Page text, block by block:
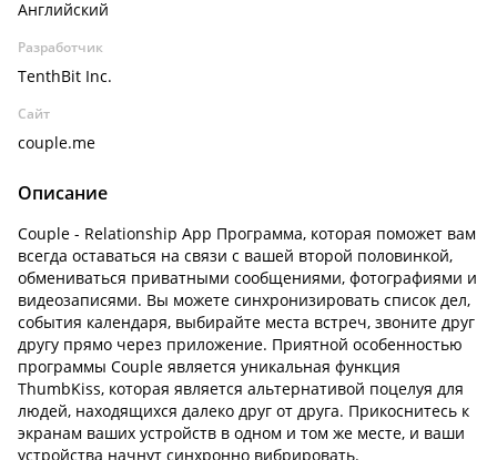
Английский
Разработчик
TenthBit Inc.
Сайт
couple.me
Описание
Couple - Relationship App Программа, которая поможет вам
всегда оставаться на связи с вашей второй половинкой,
обмениваться приватными сообщениями, фотографиями и
видеозаписями. Вы можете синхронизировать список дел,
события календаря, выбирайте места встреч, звоните друг
другу прямо через приложение. Приятной особенностью
программы Couple является уникальная функция
ThumbKiss, которая является альтернативой поцелуя для
людей, находящихся далеко друг от друга. Прикоснитесь к
экранам ваших устройств в одном и том же месте, и ваши
устройства начнут синхронно вибрировать.